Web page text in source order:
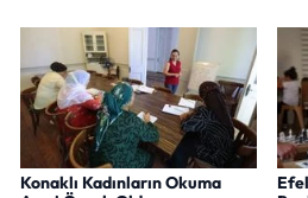
Konaklı Kadınların Okuma